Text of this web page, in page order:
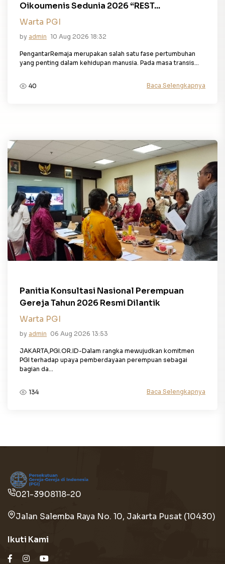
Oikoumenis Sedunia 2026 “REST...
Warta PGI
by admin 10 Aug 2026 18:32
PengantarRemaja merupakan salah satu fase pertumbuhan
yang penting dalam kehidupan manusia. Pada masa transis...
40 Baca Selengkapnya
Panitia Konsultasi Nasional Perempuan
Gereja Tahun 2026 Resmi Dilantik
Warta PGI
by admin 06 Aug 2026 13:53
JAKARTA,PGI.OR.ID-Dalam rangka mewujudkan komitmen
PGI terhadap upaya pemberdayaan perempuan sebagai
bagian da...
134 Baca Selengkapnya
021-3908118-20
Jalan Salemba Raya No. 10, Jakarta Pusat (10430)
Ikuti Kami